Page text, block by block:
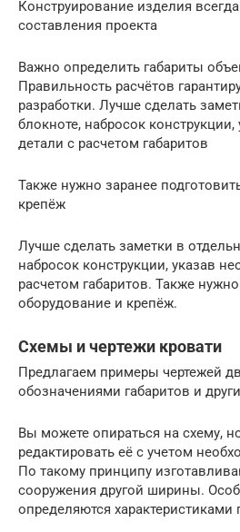
Конструирование изделия
составления проекта
Важно определить габариты
Правильность расчётов
разработки. Лучше сделать
блокноте, набросок
детали с расчетом габаритов
Также нужно заранее
крепёж
Лучше сделать заметки в
набросок конструкции, указав
расчетом габаритов. Также
оборудование и крепёж.
Схемы и чертежи кровати
Предлагаем примеры чертежей
обозначениями габаритов и
Вы можете опираться на схему,
редактировать её с учетом
По такому принципу
сооружения другой ширины.
определяются характеристиками